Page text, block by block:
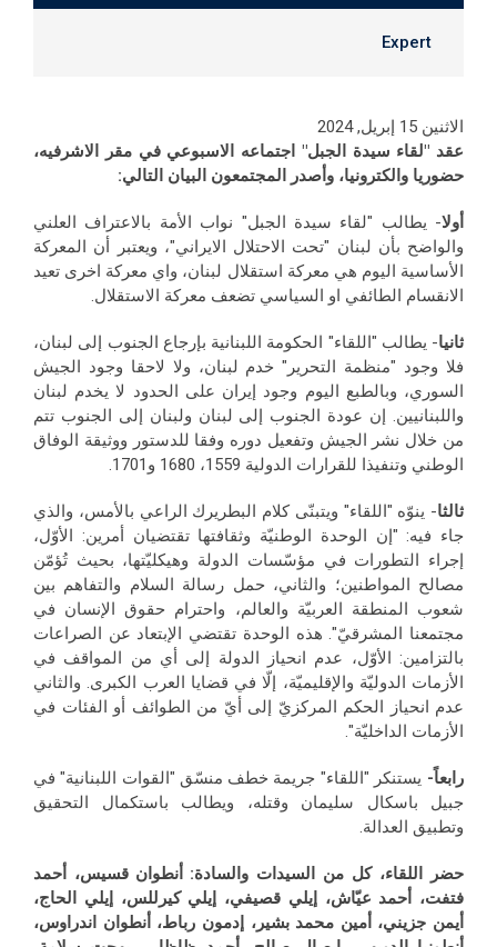
Expert
الاثنين 15 إبريل, 2024
عقد "لقاء سيدة الجبل" اجتماعه الاسبوعي في مقر الاشرفيه،
حضوريا والكترونيا، وأصدر المجتمعون البيان التالي:
أولا- يطالب "لقاء سيدة الجبل" نواب الأمة بالاعتراف العلني
والواضح بأن لبنان "تحت الاحتلال الايراني"، ويعتبر أن المعركة
الأساسية اليوم هي معركة استقلال لبنان، واي معركة اخرى تعيد
الانقسام الطائفي او السياسي تضعف معركة الاستقلال.
ثانيا- يطالب "اللقاء" الحكومة اللبنانية بإرجاع الجنوب إلى لبنان،
فلا وجود "منظمة التحرير" خدم لبنان، ولا لاحقا وجود الجيش
السوري، وبالطبع اليوم وجود إيران على الحدود لا يخدم لبنان
واللبنانيين. إن عودة الجنوب إلى لبنان ولبنان إلى الجنوب تتم
من خلال نشر الجيش وتفعيل دوره وفقا للدستور ووثيقة الوفاق
الوطني وتنفيذا للقرارات الدولية 1559، 1680 و1701.
ثالثا- ينوّه "اللقاء" ويتبنّى كلام البطريرك الراعي بالأمس، والذي
جاء فيه: "إن الوحدة الوطنيّة وثقافتها تقتضيان أمرين: الأوّل،
إجراء التطورات في مؤسّسات الدولة وهيكليّتها، بحيث تُؤمّن
مصالح المواطنين؛ والثاني، حمل رسالة السلام والتفاهم بين
شعوب المنطقة العربيّة والعالم، واحترام حقوق الإنسان في
مجتمعنا المشرقيّ". هذه الوحدة تقتضي الإبتعاد عن الصراعات
بالتزامين: الأوّل، عدم انحياز الدولة إلى أي من المواقف في
الأزمات الدوليّة والإقليميّة، إلّا في قضايا العرب الكبرى. والثاني
عدم انحياز الحكم المركزيّ إلى أيّ من الطوائف أو الفئات في
الأزمات الداخليّة".
رابعاً- يستنكر "اللقاء" جريمة خطف منسّق "القوات اللبنانية" في
جبيل باسكال سليمان وقتله، ويطالب باستكمال التحقيق
وتطبيق العدالة.
حضر اللقاء، كل من السيدات والسادة: أنطوان قسيس، أحمد
فتفت، أحمد عيّاش، إيلي قصيفي، إيلي كيرللس، إيلي الحاج،
أيمن جزيني، أمين محمد بشير، إدمون رباط، أنطوان اندراوس،